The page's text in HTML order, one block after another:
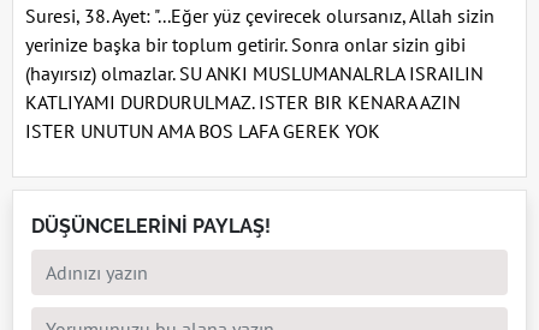
Suresi, 38. Ayet: "...Eğer yüz çevirecek olursanız, Allah sizin
yerinize başka bir toplum getirir. Sonra onlar sizin gibi
(hayırsız) olmazlar. SU ANKI MUSLUMANALRLA ISRAILIN
KATLIYAMI DURDURULMAZ. ISTER BIR KENARA AZIN
ISTER UNUTUN AMA BOS LAFA GEREK YOK
DÜŞÜNCELERİNİ PAYLAŞ!